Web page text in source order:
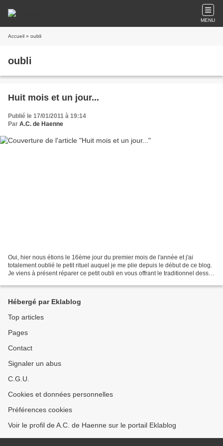
MENU
Accueil » oubli
oubli
Huit mois et un jour...
Publié le 17/01/2011 à 19:14
Par A.C. de Haenne
Oui, hier nous étions le 16ème jour du premier mois de l'année et j'ai
totalement oublié le petit rituel auquel je me plie depuis le début de ce blog.
Je viens à présent réparer ce petit oubli en vous offrant le traditionnel dessin
Hébergé par Eklablog
Top articles
Pages
Contact
Signaler un abus
C.G.U.
Cookies et données personnelles
Préférences cookies
Voir le profil de A.C. de Haenne sur le portail Eklablog